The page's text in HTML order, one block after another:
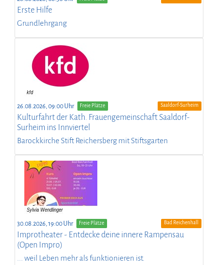
Erste Hilfe
Grundlehrgang
26.08.2026, 09:00 Uhr Freie Plätze Saaldorf-Surheim
Kulturfahrt der Kath. Frauengemeinschaft Saaldorf-
Surheim ins Innviertel
Barockkirche Stift Reichersberg mit Stiftsgarten
30.08.2026, 19:00 Uhr Freie Plätze Bad Reichenhall
Improtheater - Entdecke deine innere Rampensau
(Open Impro)
... weil Leben mehr als funktionieren ist.